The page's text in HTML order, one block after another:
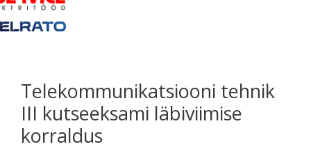
Telekommunikatsiooni tehnik
III kutseeksami läbiviimise
korraldus